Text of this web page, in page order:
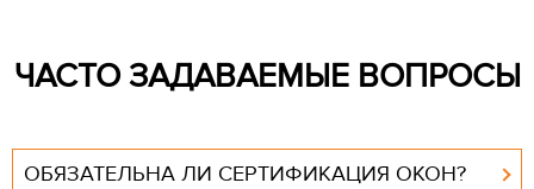
ЧАСТО ЗАДАВАЕМЫЕ ВОПРОСЫ
ОБЯЗАТЕЛЬНА ЛИ СЕРТИФИКАЦИЯ ОКОН?